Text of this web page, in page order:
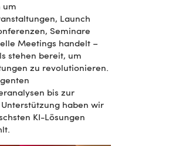
um
Launch
Seminare
Meetings handelt –
stehen bereit, um
zu revolutionieren.
bis zur
haben wir
KI-Lösungen